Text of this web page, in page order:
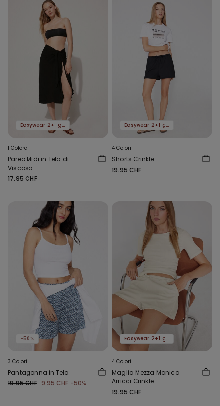
Easywear 2+1 gratis
1 Colore
Pareo Midi in Tela di
Viscosa
17.95 CHF
Easywear 2+1 gratis
4 Colori
Shorts Crinkle
19.95 CHF
-50%
3 Colori
Pantagonna in Tela
19.95 CHF 9.95 CHF -50%
Easywear 2+1 gratis
4 Colori
Maglia Mezza Manica
Arricci Crinkle
19.95 CHF